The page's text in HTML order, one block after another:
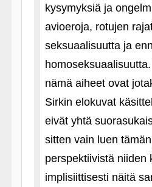
kysymyksiä ja
avioeroja, rotujen
seksuaalisuutta ja
nämä aiheet ovat
Sirkin elokuvat
eivät yhtä
sitten vain luen
perspektiivistä niiden
implisiittisesti näitä